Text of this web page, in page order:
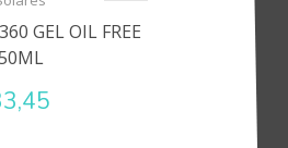
GEL OIL FREE